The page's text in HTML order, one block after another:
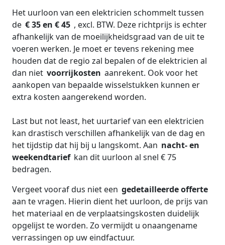
Het uurloon van een elektricien schommelt tussen
de € 35 en € 45 , excl. BTW. Deze richtprijs is echter
afhankelijk van de moeilijkheidsgraad van de uit te
voeren werken. Je moet er tevens rekening mee
houden dat de regio zal bepalen of de elektricien al
dan niet voorrijkosten aanrekent. Ook voor het
aankopen van bepaalde wisselstukken kunnen er
extra kosten aangerekend worden.
Last but not least, het uurtarief van een elektricien
kan drastisch verschillen afhankelijk van de dag en
het tijdstip dat hij bij u langskomt. Aan nacht- en
weekendtarief kan dit uurloon al snel € 75
bedragen.
Vergeet vooraf dus niet een gedetailleerde offerte
aan te vragen. Hierin dient het uurloon, de prijs van
het materiaal en de verplaatsingskosten duidelijk
opgelijst te worden. Zo vermijdt u onaangename
verrassingen op uw eindfactuur.